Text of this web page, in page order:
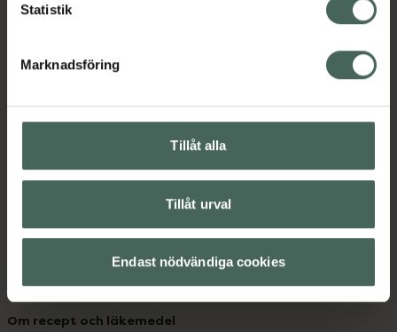
Statistik
Marknadsföring
Tillåt alla
Tillåt urval
Endast nödvändiga cookies
datorn. Oavsett vem du är så är det vårt uppdrag att
hjälpa just dig att må lite bättre. Välkommen att prata
Handla tryggt
Leverans, betalning och retur
Kundklubb
Köpvillkor
Om recept och läkemedel